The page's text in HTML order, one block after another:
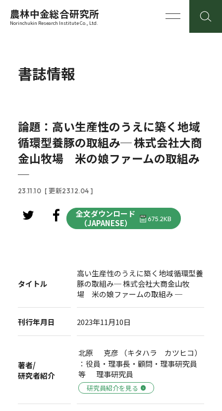
農林中金総合研究所
Norinchukin Research Institute Co., Ltd.
書誌情報
論題：高い生産性のうえに築く地域
循環型養豚の取組み─ 株式会社大商
金山牧場 米の娘ファームの取組み
─
23.11.10 [ 更新23.12.04 ]
全文ダウンロード
（JAPANESE）
675.2KB
タイトル
高い生産性のうえに築く地域循環型養
豚の取組み─ 株式会社大商金山牧
場 米の娘ファームの取組み ─
刊行年月日 2023年11月10日
著者/
研究者紹介
北原 克彦 （キタハラ カツヒコ）
：役員・理事長・顧問・理事研究員
等 理事研究員
研究員紹介を見る